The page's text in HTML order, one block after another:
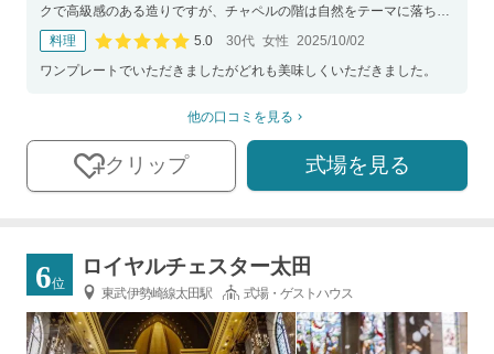
クで高級感のある造りですが、チャペルの階は自然をテーマに落ち着
いた雰囲気がありとても魅力的だった。
料理
口コミ評価
5.0 30代 女性
2025/10/02
ワンプレートでいただきましたがどれも美味しくいただきました。
他の口コミを見る
クリップ 式場を見る
6位
ロイヤルチェスター太田
東武伊勢崎線太田駅 式場・ゲストハウス